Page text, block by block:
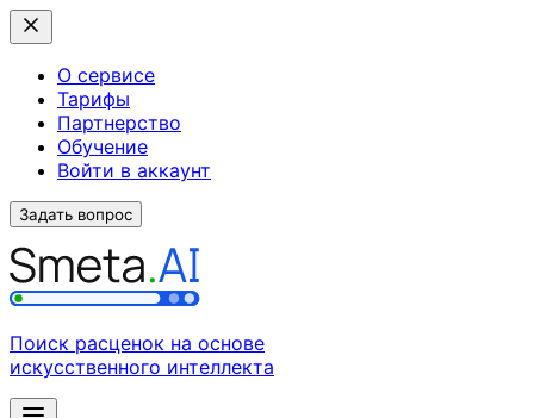
О сервисе
Тарифы
Партнерство
Обучение
Войти в аккаунт
Задать вопрос
Поиск расценок на основе
искусственного интеллекта